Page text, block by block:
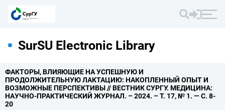
SurSU Electronic Library
ФАКТОРЫ,ВЛИЯЮЩИЕ НА УСПЕШНУЮ И
ПРОДОЛЖИТЕЛЬНУЮ ЛАКТАЦИЮ: НАКОПЛЕННЫЙ ОПЫТ И
ВОЗМОЖНЫЕ ПЕРСПЕКТИВЫ // ВЕСТНИК СУРГУ. МЕДИЦИНА:
НАУЧНО-ПРАКТИЧЕСКИЙ ЖУРНАЛ. – 2024. – Т. 17,№ 1. — С. 8-
20